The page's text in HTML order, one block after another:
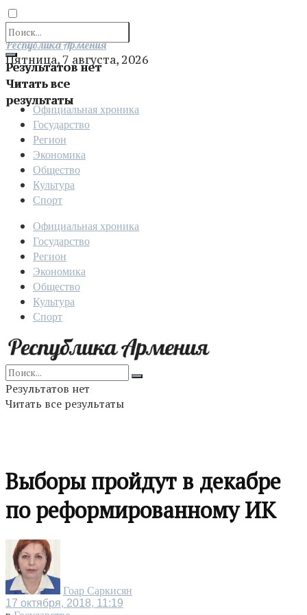
Результатов нет
Читать все
результаты
Отправить
Республика Армения
Пятница, 7 августа, 2026
Официальная хроника
Государство
Регион
Экономика
Общество
Культура
Спорт
Официальная хроника
Государство
Регион
Экономика
Общество
Культура
Спорт
Результатов нет
Читать все результаты
Выборы пройдут в декабре
по реформированному ИК
Гоар Саркисян
17 октября, 2018, 11:19